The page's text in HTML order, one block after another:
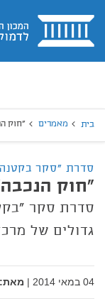
בית
בית מאמרים "חוק
סדרת "סקר
"חוק
סדרת סקר
גדולים של
04 במאי 2014 | מאת: